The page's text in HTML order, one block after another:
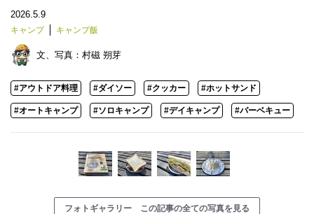
2026.5.9
キャンプ キャンプ飯
文、写真： 村磁 朔芽
#アウトドア料理 #ダイソー #クッカー #ホットサンド
#オートキャンプ #ソロキャンプ #デイキャンプ #バーベキュー
フォトギャラリー この記事の全ての写真を見る